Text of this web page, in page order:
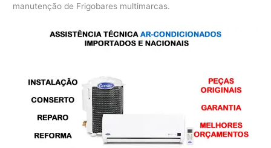
manutenção de Frigobares multimarcas.